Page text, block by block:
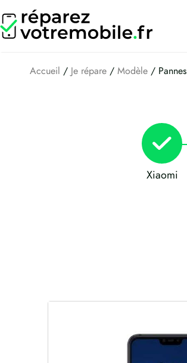
au
contenu
Accueil / Je répare / Modèle / Pannes
Xiaomi